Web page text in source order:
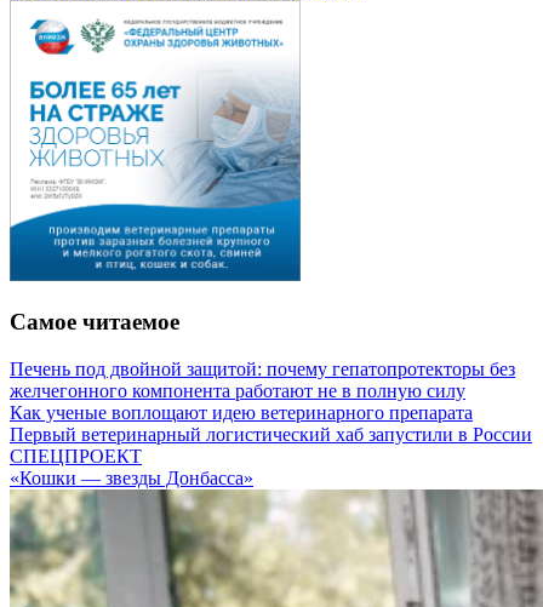
Самое читаемое
Печень под двойной защитой: почему гепатопротекторы без
желчегонного компонента работают не в полную силу
Как ученые воплощают идею ветеринарного препарата
Первый ветеринарный логистический хаб запустили в России
СПЕЦПРОЕКТ
«Кошки — звезды Донбасса»